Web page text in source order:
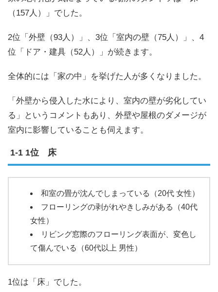
（157人）」でした。
2位「外壁（93人）」、3位「室内の壁（75人）」、4
位「ドア・建具（52人）」が続きます。
全体的には「家の中」を挙げた人が多くなりました。
「外壁から侵入した水により、室内の壁が劣化してい
る」というコメントもあり、外壁や屋根のダメージが
室内に影響していることも伺えます。
1位 床
和室の畳が沈んでしまっている（20代 女性）
フローリングの剥がれやきしみがある（40代
女性）
リビング窓際のフローリング表面が、変色し
て傷んでいる（60代以上 男性）
1位は「床」でした。